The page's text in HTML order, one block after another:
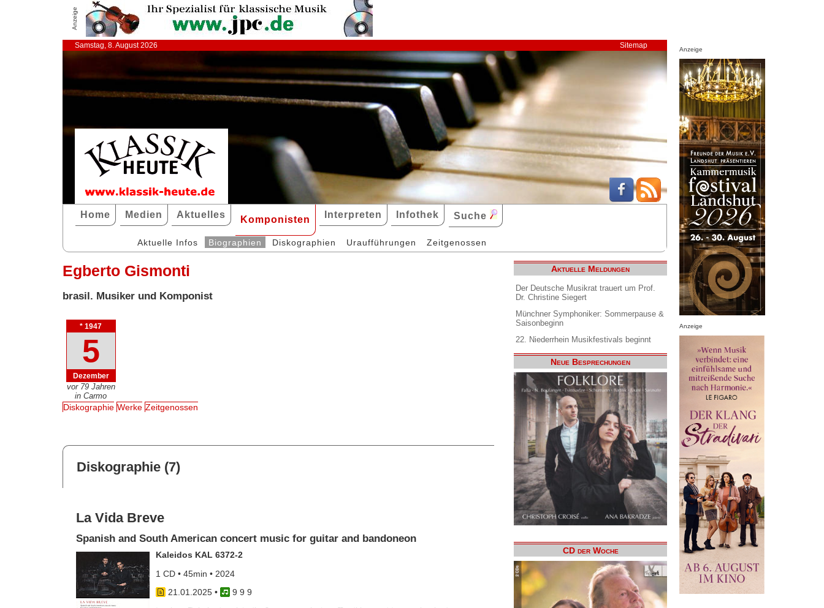
Anzeige
Samstag, 8. August 2026 Sitemap
Home Medien Aktuelles Komponisten Interpreten Infothek Suche
Aktuelle Infos Biographien Diskographien Uraufführungen Zeitgenossen
Egberto Gismonti
brasil. Musiker und Komponist
* 1947
5
Dezember
vor 79 Jahren
in Carmo
Diskographie Werke Zeitgenossen
Diskographie (7)
La Vida Breve
Spanish and South American concert music for guitar and bandoneon
Kaleidos KAL 6372-2
1 CD • 45min • 2024
21.01.2025•
9 9 9
Aktuelle Meldungen
Der Deutsche Musikrat trauert um Prof.
Dr. Christine Siegert
Münchner Symphoniker: Sommerpause &
Saisonbeginn
22. Niederrhein Musikfestivals beginnt
Neue Besprechungen
CD der Woche
Anzeige
Anzeige